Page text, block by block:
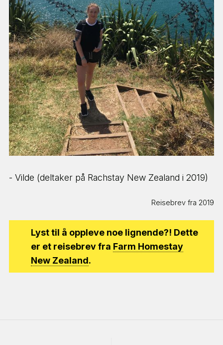
- Vilde (deltaker på Rachstay New Zealand i 2019)
Reisebrev fra 2019
Lyst til å oppleve noe lignende?! Dette
er et reisebrev fra Farm Homestay
New Zealand.